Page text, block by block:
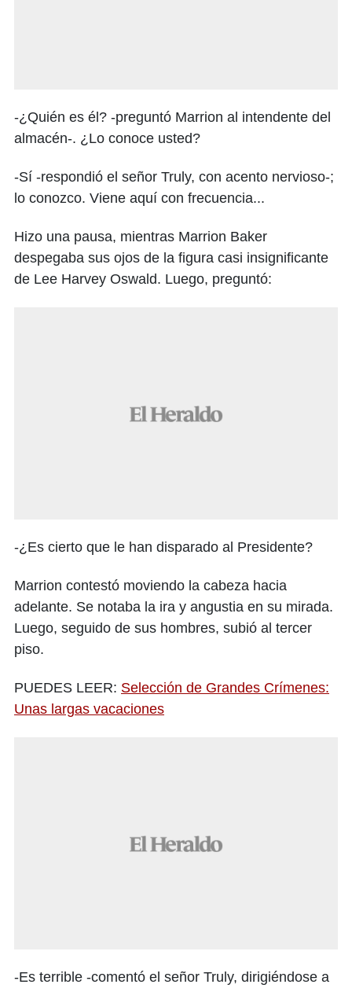
-¿Quién es él? -preguntó Marrion al intendente del
almacén-. ¿Lo conoce usted?
-Sí -respondió el señor Truly, con acento nervioso-;
lo conozco. Viene aquí con frecuencia...
Hizo una pausa, mientras Marrion Baker
despegaba sus ojos de la figura casi insignificante
de Lee Harvey Oswald. Luego, preguntó:
-¿Es cierto que le han disparado al Presidente?
Marrion contestó moviendo la cabeza hacia
adelante. Se notaba la ira y angustia en su mirada.
Luego, seguido de sus hombres, subió al tercer
piso.
PUEDES LEER: Selección de Grandes Crímenes:
Unas largas vacaciones
-Es terrible -comentó el señor Truly, dirigiéndose a